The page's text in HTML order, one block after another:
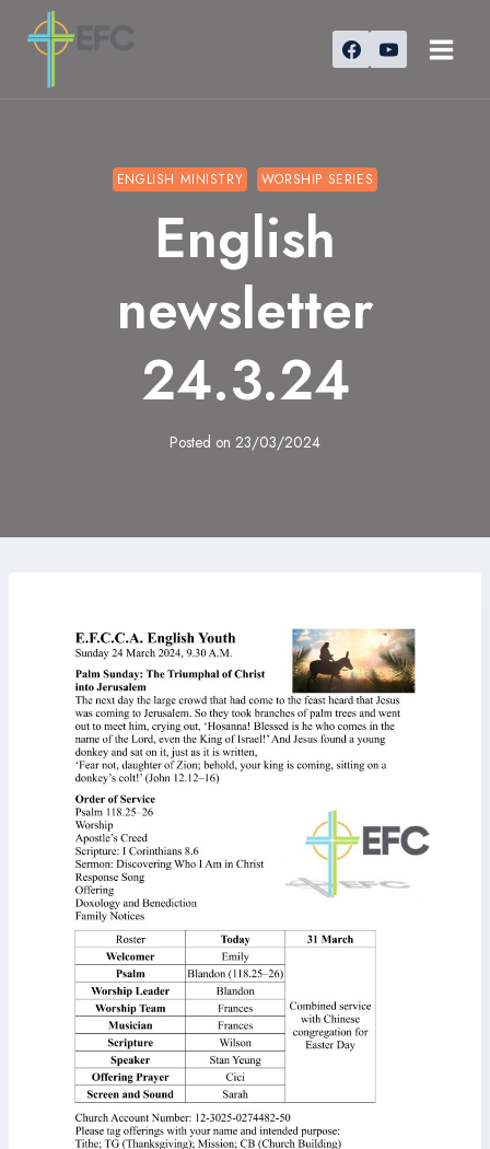
ENGLISH MINISTRY WORSHIP SERIES
English
newsletter
24.3.24
Posted on 23/03/2024